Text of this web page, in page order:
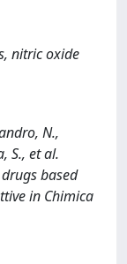
nitric oxide
N.,
S., et al.
based
in Chimica